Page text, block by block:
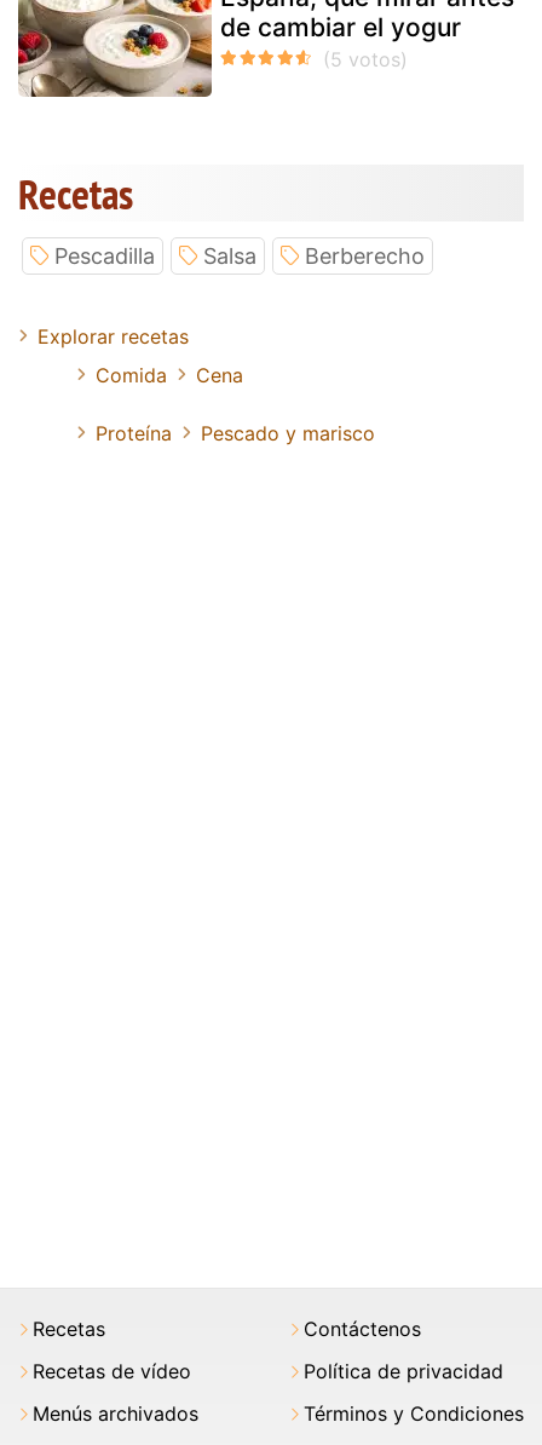
de cambiar el yogur
Recetas
Pescadilla Salsa Berberecho
Explorar recetas
Comida
Cena
Proteína Pescado y marisco
Recetas
Recetas de vídeo
Menús archivados
Contáctenos
Política de privacidad
Términos y Condiciones